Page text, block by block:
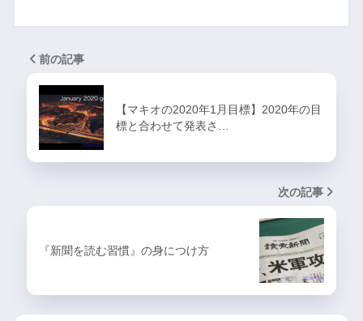
前の記事
【マキオの2020年1月目標】2020年の目
標と合わせて発表さ…
次の記事
『新聞を読む習慣』の身につけ方